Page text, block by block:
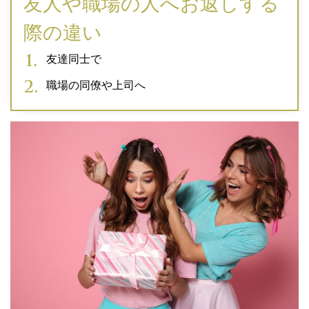
際の違い
友達同士で
職場の同僚や上司へ